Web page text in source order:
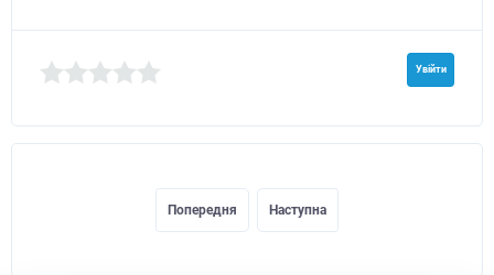
Увійти
Попередня Наступна